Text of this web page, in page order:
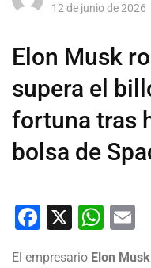
12 de junio de 2026
Elon Musk
supera el
fortuna tras
bolsa de
Facebook
X
El empresario Elon Musk